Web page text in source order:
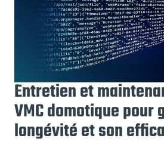
Entretien et
VMC domotique pour
longévité et son